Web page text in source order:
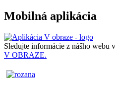
Mobilná aplikácia
Sledujte informácie z nášho webu v
V OBRAZE.